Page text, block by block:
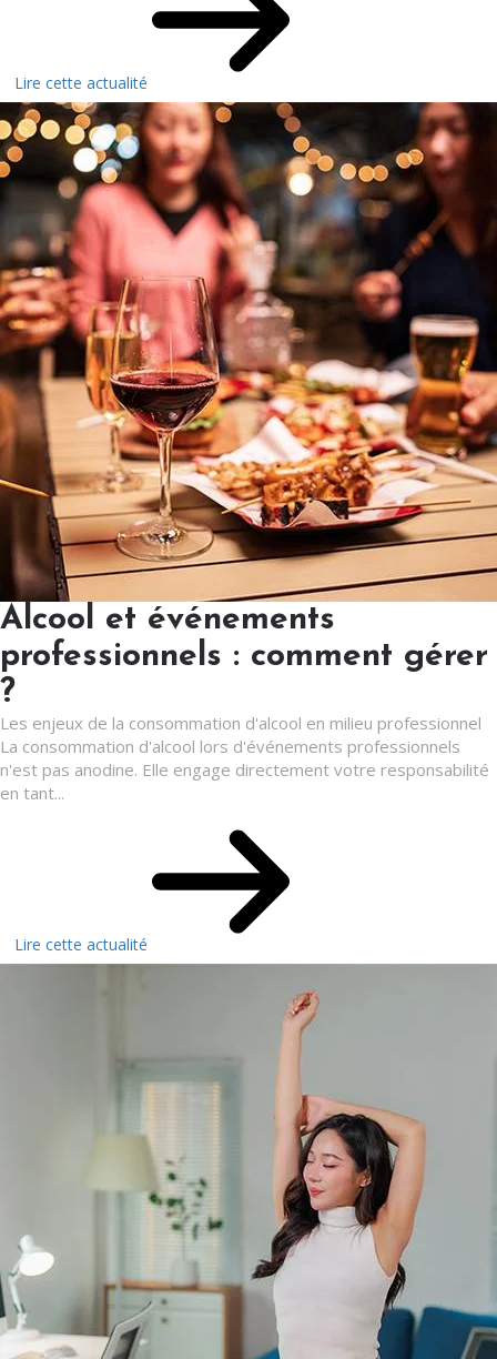
Lire cette actualité
Alcool et événements
professionnels : comment gérer
?
Les enjeux de la consommation d'alcool en milieu professionnel
La consommation d'alcool lors d'événements professionnels
n'est pas anodine. Elle engage directement votre responsabilité
en tant...
Lire cette actualité